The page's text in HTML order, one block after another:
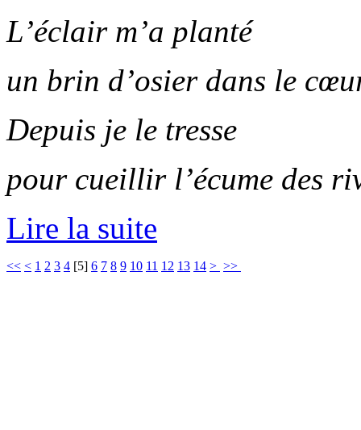
L’éclair m’a planté
un brin d’osier dans le
Depuis je le tresse
pour cueillir l’écume des
Lire la suite
<< < 1 2 3 4 [5] 6 7 8 9 10 11 12 13 14 > >>